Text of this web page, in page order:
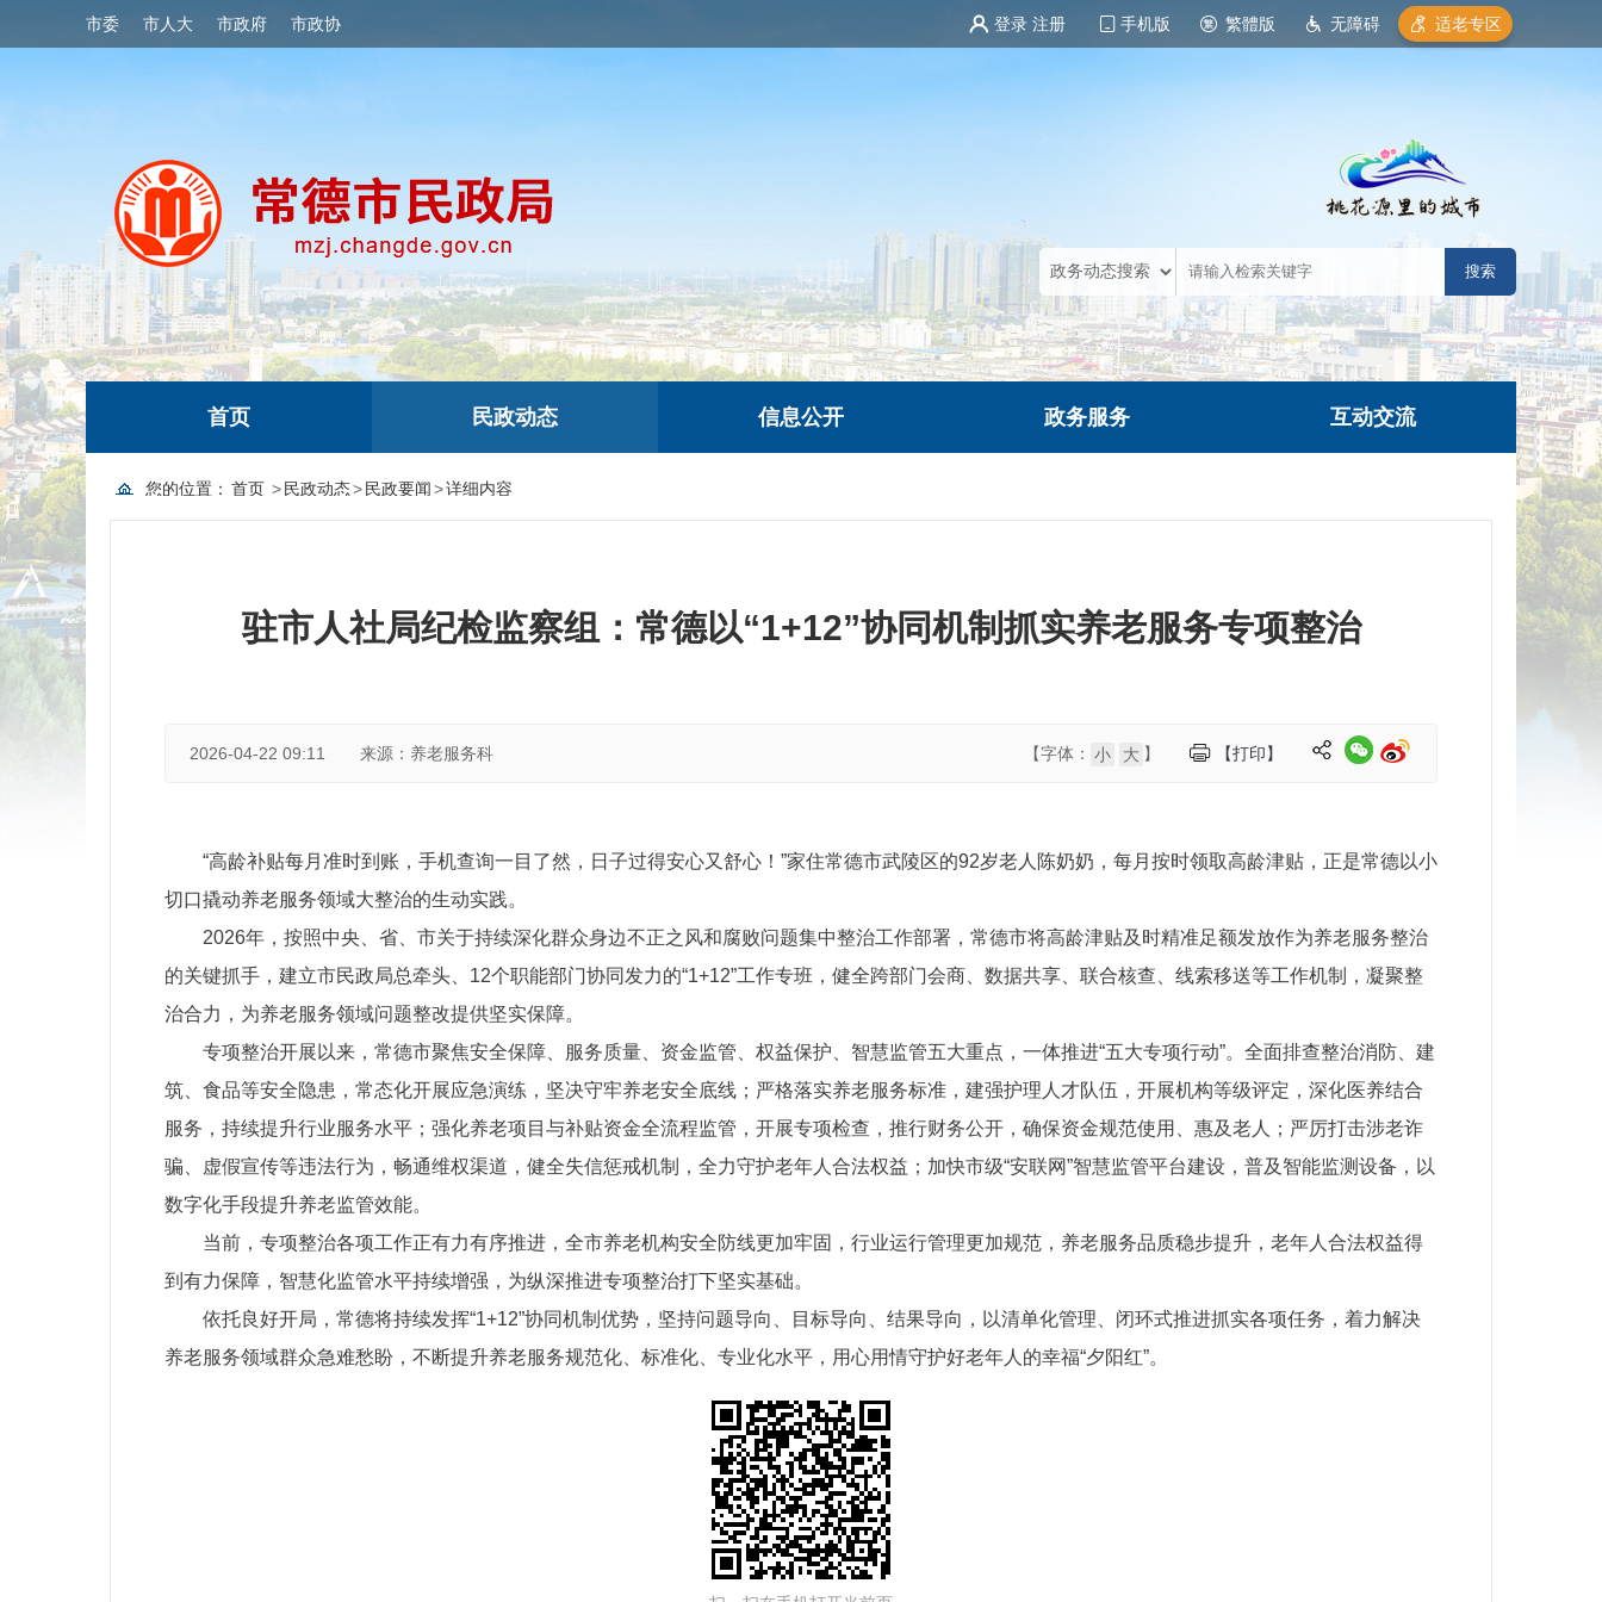
市委 市人大 市政府 市政协 登录 注册 手机版 繁體版 无障碍 适老专区
首页 民政动态 信息公开 政务服务 互动交流
您的位置： 首页 > 民政动态> 民政要闻>详细内容
驻市人社局纪检监察组：常德以“1+12”协同机制抓实养老服务专项整治
2026-04-22 09:11 来源：养老服务科 【打印】
【字体： 小 大 】
“高龄补贴每月准时到账，手机查询一目了然，日子过得安心又舒心！”家住常德市武陵区的92岁老人陈奶奶，每月按时领取高龄津贴，正是常德以小
切口撬动养老服务领域大整治的生动实践。
2026年，按照中央、省、市关于持续深化群众身边不正之风和腐败问题集中整治工作部署，常德市将高龄津贴及时精准足额发放作为养老服务整治
的关键抓手，建立市民政局总牵头、12个职能部门协同发力的“1+12”工作专班，健全跨部门会商、数据共享、联合核查、线索移送等工作机制，凝聚整
治合力，为养老服务领域问题整改提供坚实保障。
专项整治开展以来，常德市聚焦安全保障、服务质量、资金监管、权益保护、智慧监管五大重点，一体推进“五大专项行动”。全面排查整治消防、建
筑、食品等安全隐患，常态化开展应急演练，坚决守牢养老安全底线；严格落实养老服务标准，建强护理人才队伍，开展机构等级评定，深化医养结合
服务，持续提升行业服务水平；强化养老项目与补贴资金全流程监管，开展专项检查，推行财务公开，确保资金规范使用、惠及老人；严厉打击涉老诈
骗、虚假宣传等违法行为，畅通维权渠道，健全失信惩戒机制，全力守护老年人合法权益；加快市级“安联网”智慧监管平台建设，普及智能监测设备，以
数字化手段提升养老监管效能。
当前，专项整治各项工作正有力有序推进，全市养老机构安全防线更加牢固，行业运行管理更加规范，养老服务品质稳步提升，老年人合法权益得
到有力保障，智慧化监管水平持续增强，为纵深推进专项整治打下坚实基础。
依托良好开局，常德将持续发挥“1+12”协同机制优势，坚持问题导向、目标导向、结果导向，以清单化管理、闭环式推进抓实各项任务，着力解决
养老服务领域群众急难愁盼，不断提升养老服务规范化、标准化、专业化水平，用心用情守护好老年人的幸福“夕阳红”。